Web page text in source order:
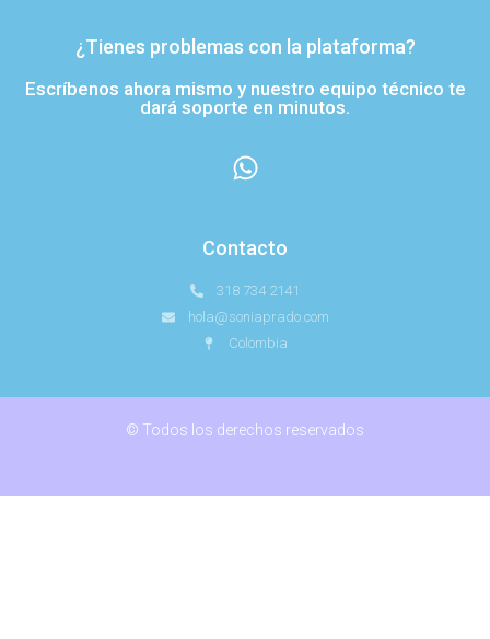
¿Tienes problemas con la plataforma?
Escríbenos ahora mismo y nuestro equipo técnico te
dará soporte en minutos.
Contacto
318 734 2141
hola@soniaprado.com
Colombia
© Todos los derechos reservados